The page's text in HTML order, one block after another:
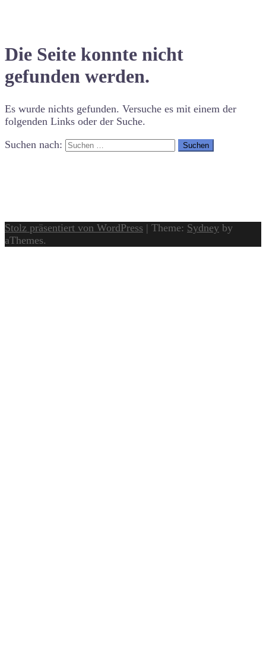
Die Seite konnte nicht
gefunden werden.
Es wurde nichts gefunden. Versuche es mit einem der
folgenden Links oder der Suche.
Suchen nach:
Stolz präsentiert von WordPress | Theme: Sydney by
aThemes.